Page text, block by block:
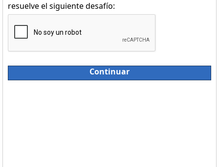
resuelve el siguiente desafío:
Continuar